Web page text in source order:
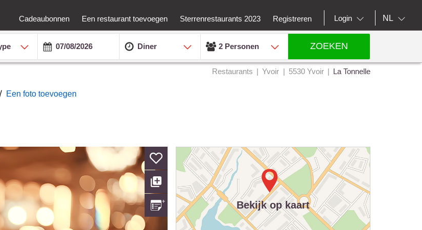
Cadeaubonnen Een restaurant toevoegen Sterrenrestaurants 2023 Registreren Login NL
Diner 2 Personen ZOEKEN
Restaurants Yvoir 5530 Yvoir La Tonnelle
Een foto toevoegen
Bekijk op kaart